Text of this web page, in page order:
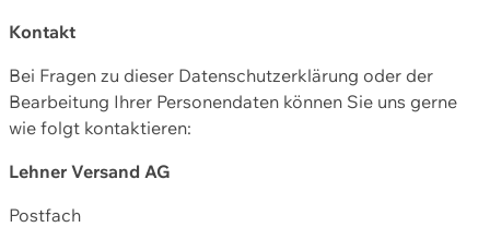
Kontakt
Bei Fragen zu dieser Datenschutzerklärung oder der
Bearbeitung Ihrer Personendaten können Sie uns gerne
wie folgt kontaktieren:
Lehner Versand AG
Postfach